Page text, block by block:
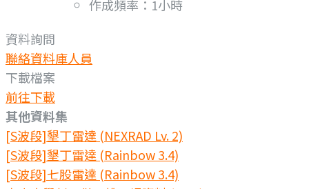
作成頻率：1小時
資料詢問
聯絡資料庫人員
下載檔案
前往下載
其他資料集
[S波段]墾丁雷達 (NEXRAD Lv. 2)
[S波段]墾丁雷達 (Rainbow 3.4)
[S波段]七股雷達 (Rainbow 3.4)